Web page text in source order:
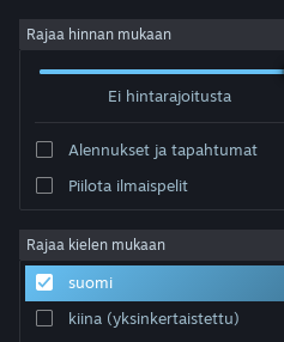
Kirjaudu sisään
Tietoa
Tuki
Rajaa hinnan mukaan
Ei hintarajoitusta
Alennukset ja tapahtumat
Piilota ilmaispelit
Rajaa kielen mukaan
suomi
kiina (yksinkertaistettu)
"届けろ！戦え！カラミティエンジェルズ"
Järjestelyperuste